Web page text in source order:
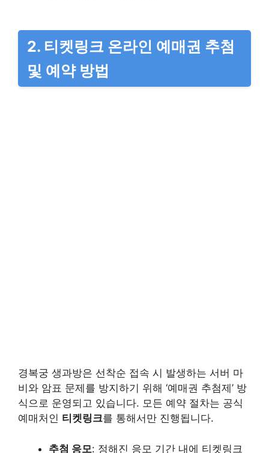
2. 티켓링크 온라인 예매권 추첨
및 예약 방법
경복궁 생과방은 선착순 접속 시 발생하는 서버 마
비와 암표 문제를 방지하기 위해 ‘예매권 추첨제’ 방
식으로 운영되고 있습니다. 모든 예약 절차는 공식
예매처인 티켓링크를 통해서만 진행됩니다.
추첨 응모: 정해진 응모 기간 내에 티켓링크